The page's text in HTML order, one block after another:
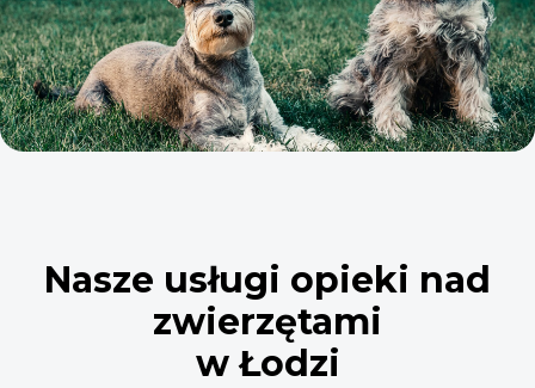
Nasze usługi opieki nad
zwierzętami
w Łodzi